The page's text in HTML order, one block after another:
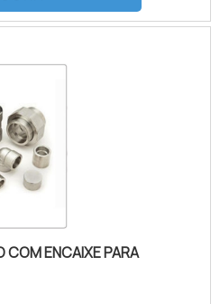
COM ENCAIXE PARA